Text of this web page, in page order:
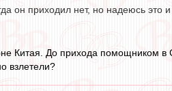
он приходил нет, но надеюсь это и
Китая. До прихода помощником в
взлетели?